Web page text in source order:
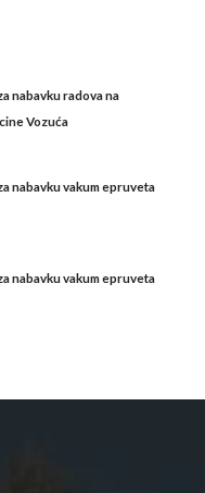
nabavku radova na
Vozuća
nabavku vakum epruveta
nabavku vakum epruveta